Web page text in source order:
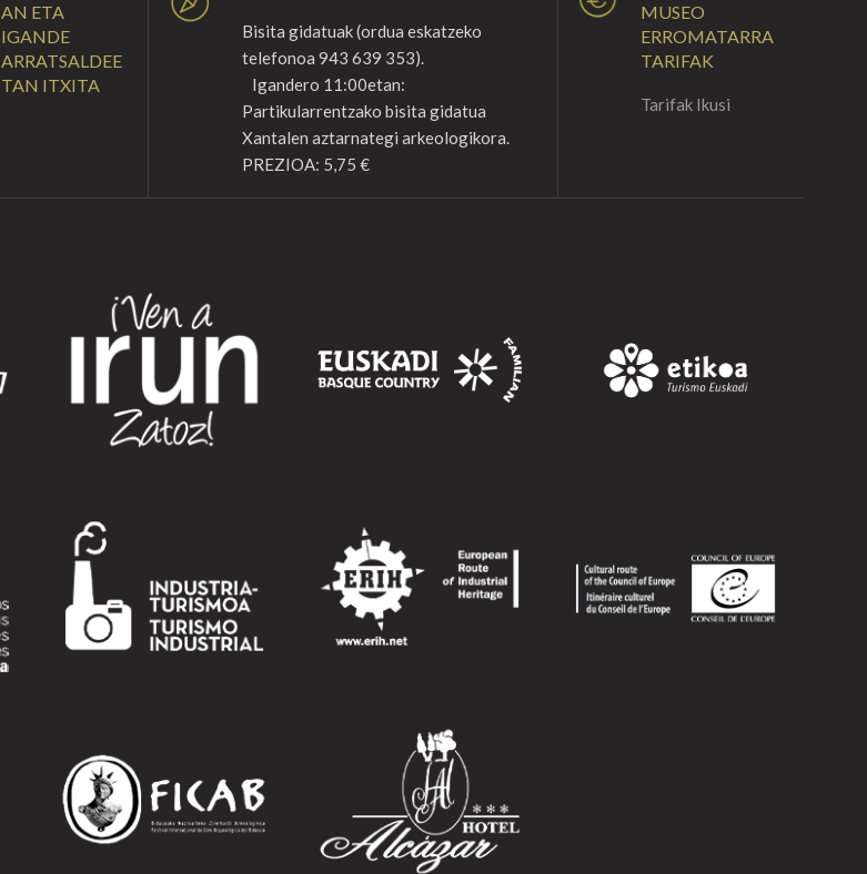
AN ETA
IGANDE
ARRATSALDEE
TAN ITXITA
Bisita gidatuak (ordua eskatzeko
telefonoa 943 639 353).
Igandero 11:00etan:
Partikularrentzako bisita gidatua
Xantalen aztarnategi arkeologikora.
PREZIOA: 5,75 €
MUSEO
ERROMATARRA
TARIFAK
Tarifak Ikusi